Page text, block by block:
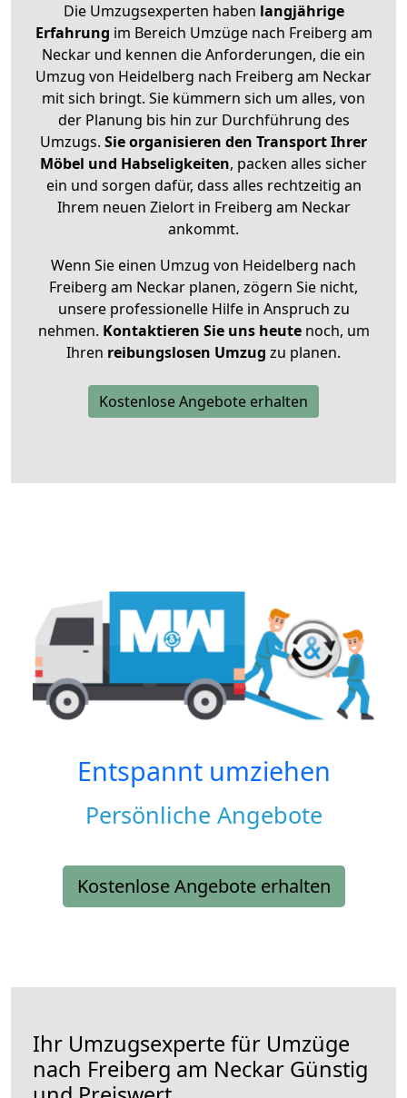
Die Umzugsexperten haben langjährige
Erfahrung im Bereich Umzüge nach Freiberg am
Neckar und kennen die Anforderungen, die ein
Umzug von Heidelberg nach Freiberg am Neckar
mit sich bringt. Sie kümmern sich um alles, von
der Planung bis hin zur Durchführung des
Umzugs. Sie organisieren den Transport Ihrer
Möbel und Habseligkeiten, packen alles sicher
ein und sorgen dafür, dass alles rechtzeitig an
Ihrem neuen Zielort in Freiberg am Neckar
ankommt.
Wenn Sie einen Umzug von Heidelberg nach
Freiberg am Neckar planen, zögern Sie nicht,
unsere professionelle Hilfe in Anspruch zu
nehmen. Kontaktieren Sie uns heutenoch, um
Ihren reibungslosen Umzug zu planen.
Kostenlose Angebote erhalten
Entspannt umziehen
Persönliche Angebote
Kostenlose Angebote erhalten
Ihr Umzugsexperte für Umzüge
nach Freiberg am Neckar Günstig